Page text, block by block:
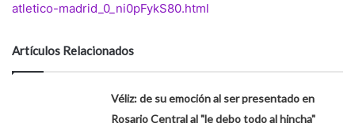
atletico-madrid_0_ni0pFykS80.html
Artículos Relacionados
Véliz: de su emoción al ser presentado en
Rosario Central al "le debo todo al hincha"